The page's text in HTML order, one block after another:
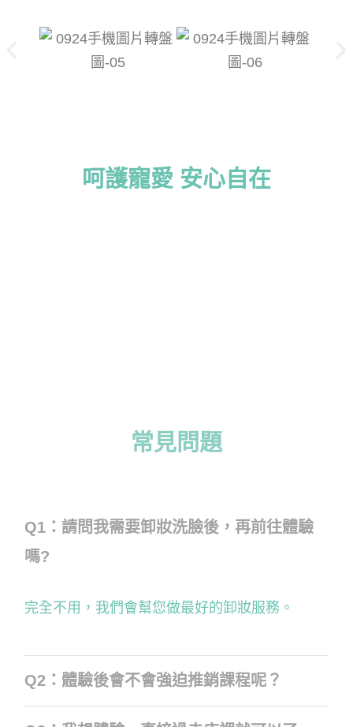
呵護寵愛 安心自在
常見問題
Q1：請問我需要卸妝洗臉後，再前往體驗
嗎?
完全不用，我們會幫您做最好的卸妝服務。
Q2：體驗後會不會強迫推銷課程呢？